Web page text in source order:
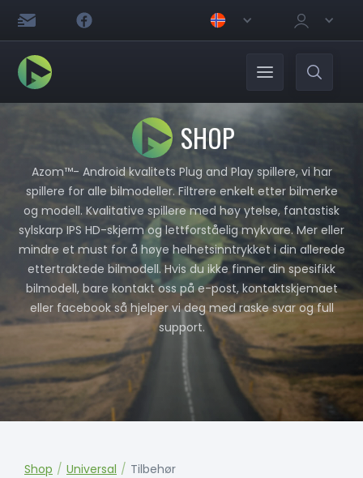
SHOP
Azom™- Android kvalitets Plug and Play spillere, vi har
spillere for alle bilmodeller. Filtrere enkelt etter bilmerke
og modell. Kvalitative spillere med høy ytelse, fantastisk
sylskarp IPS HD-skjerm og lettforståelig mykvare. Mer eller
mindre et must for å høye helhetsinntrykket i din allerede
ettertraktede bilmodell. Hvis du ikke finner din spesifikk
bilmodell, bare kontakt oss på e-post, kontaktskjemaet
eller facebook så hjelper vi deg med raske svar og full
support.
Shop / Universal / Tilbehør